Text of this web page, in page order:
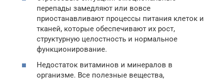
перепады замедляют или вовсе
приостанавливают процессы питания клеток и
тканей, которые обеспечивают их рост,
структурную целостность и нормальное
функционирование.
Недостаток витаминов и минералов в
организме. Все полезные вещества,